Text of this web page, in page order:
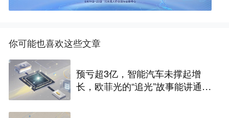
你可能也喜欢这些文章
预亏超3亿，智能汽车未撑起增
长，欧菲光的“追光”故事能讲通